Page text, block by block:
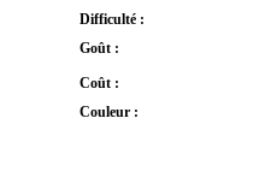
Difficulté :
Goût :
Coût :
Couleur :